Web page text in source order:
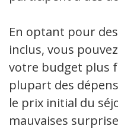
En optant pour
inclus, vous
votre budget plus
plupart des
le prix initial du
mauvaises